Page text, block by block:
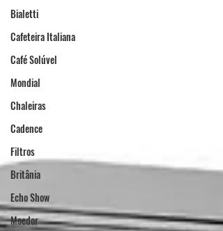
Bialetti
Cafeteira Italiana
Café Solúvel
Mondial
Chaleiras
Cadence
Filtros
Britânia
Echo Show
Moedor